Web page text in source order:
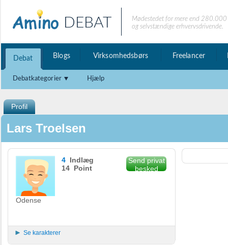
DEBAT
Mødestedet for mere end
og selvstændige erhvervsdrivende.
Debat Blogs Virksomhedsbørs Freelancer
Debatkategorier Hjælp
Profil
Lars Troelsen
Odense
4 Indlæg
14 Point
Send privat
besked
Se karakterer